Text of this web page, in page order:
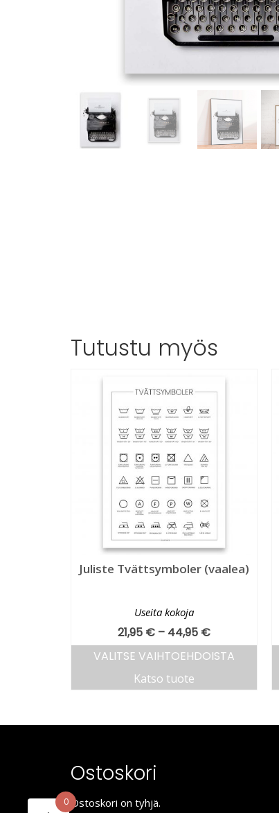
Tutustu myös
Juliste Tvättsymboler (vaalea)
Useita kokoja
21,95 € – 44,95 €
VALITSE VAIHTOEHDOISTA
Katso tuote
Ostoskori
Ostoskori on tyhjä.
0